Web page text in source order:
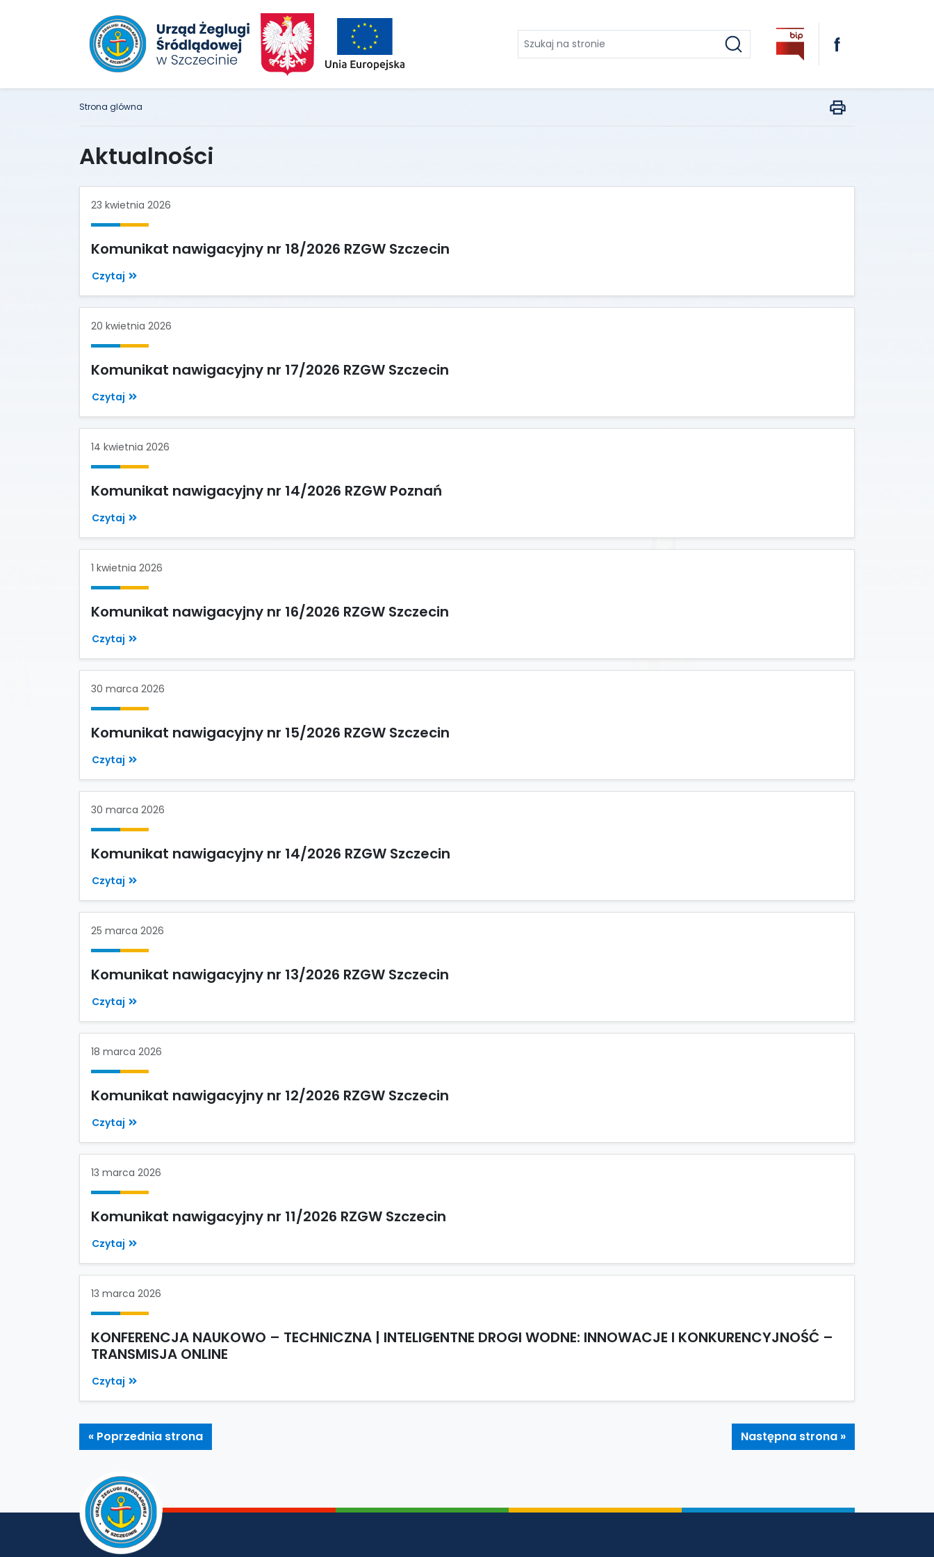
Szukaj
na
Strona glówna
Aktualności
23 kwietnia 2026
Komunikat nawigacyjny nr 18/2026 RZGW Szczecin
Czytaj
20 kwietnia 2026
Komunikat nawigacyjny nr 17/2026 RZGW Szczecin
Czytaj
14 kwietnia 2026
Komunikat nawigacyjny nr 14/2026 RZGW Poznań
Czytaj
1 kwietnia 2026
Komunikat nawigacyjny nr 16/2026 RZGW Szczecin
Czytaj
30 marca 2026
Komunikat nawigacyjny nr 15/2026 RZGW Szczecin
Czytaj
30 marca 2026
Komunikat nawigacyjny nr 14/2026 RZGW Szczecin
Czytaj
25 marca 2026
Komunikat nawigacyjny nr 13/2026 RZGW Szczecin
Czytaj
18 marca 2026
Komunikat nawigacyjny nr 12/2026 RZGW Szczecin
Czytaj
13 marca 2026
Komunikat nawigacyjny nr 11/2026 RZGW Szczecin
Czytaj
13 marca 2026
KONFERENCJA NAUKOWO – TECHNICZNA | INTELIGENTNE DROGI WODNE: INNOWACJE I KONKURENCYJNOŚĆ –
TRANSMISJA ONLINE
Czytaj
« Poprzednia strona Następna strona »